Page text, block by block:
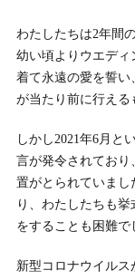
わたしたちは2年間
幼い頃よりウエディ
着て永遠の愛を誓
が当たり前に行える
しかし2021年6月と
言が発令されてお
置がとられていまし
り、わたしたちも
をすることも困難で
新型コロナウイル